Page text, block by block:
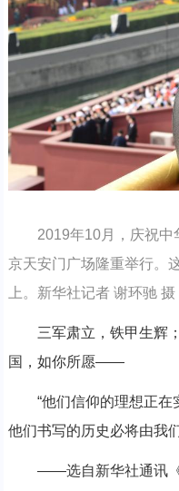
2019年10月，庆祝
京天安门广场隆重举行。
上。新华社记者 谢环驰 摄
三军肃立，铁甲生辉；
国，如你所愿——
“他们信仰的理想正在
他们书写的历史必将由我
——选自新华社通讯《